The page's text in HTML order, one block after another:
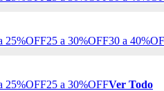
25%OFF25 a 30%OFF30 a
25%OFF25 a 30%OFFVer Todo